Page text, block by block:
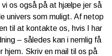
os også på at hjælpe jer så
univers som muligt. Af netop
til at kontakte os, hvis I har
– således kan i nemlig få
Skriv en mail til os på